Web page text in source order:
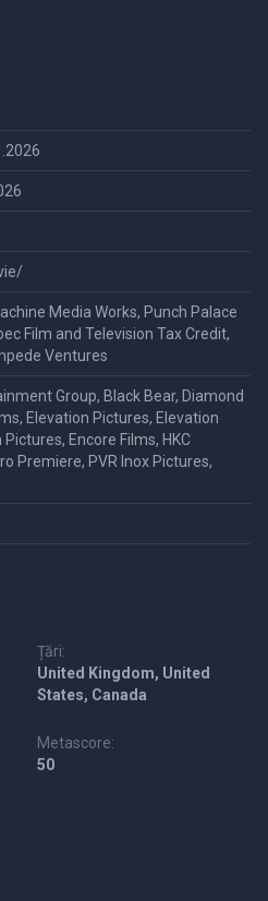
Media Works, Punch Palace
Film and Television Tax Credit,
Ventures
Group, Black Bear, Diamond
Elevation Pictures, Elevation
Encore Films, HKC
Premiere, PVR Inox Pictures,
Țări:
United Kingdom, United
States, Canada
Metascore:
50